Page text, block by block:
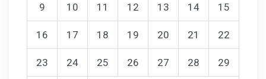
9 10 11 12 13 14 15
16 17 18 19 20 21 22
23 24 25 26 27 28 29